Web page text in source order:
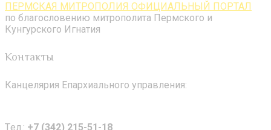
ПЕРМСКАЯ МИТРОПОЛИЯ ОФИЦИАЛЬНЫЙ ПОРТАЛ
по благословению митрополита Пермского и
Кунгурского Игнатия
Контакты
Канцелярия Епархиального управления:
Tел.: +7 (342) 215-51-18